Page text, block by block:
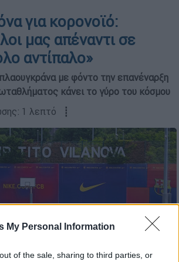
My Personal Information
of the sale, sharing to third parties, or
για κορονοϊό:
μας απέναντι σε
αντίπαλο»
με φόντο την επανέναρξη
κάνει το γύρο του κόσμου
1 λεπτό ┋